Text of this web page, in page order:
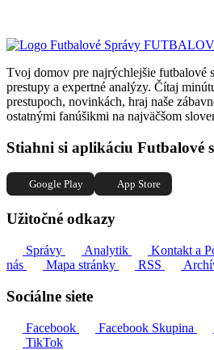
Tvoj domov pre najrýchlejšie futbalové
prestupy a expertné analýzy. Čítaj
prestupoch, novinkách, hraj naše
ostatnými fanúšikmi na najväčšom
Stiahni si aplikáciu Futbalové
Google Play App Store
Užitočné odkazy
Správy Analytik Kontakt a
nás
Mapa stránky RSS
Sociálne siete
Facebook Facebook Skupina
TikTok